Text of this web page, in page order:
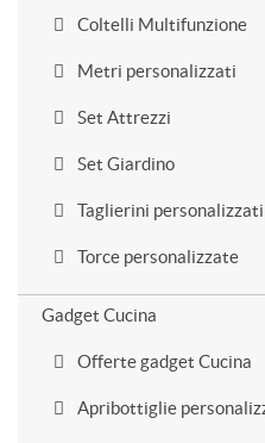
Coltelli Multifunzione
Metri personalizzati
Set Attrezzi
Set Giardino
Taglierini personalizzati
Torce personalizzate
Gadget Cucina
Offerte gadget Cucina
Apribottiglie